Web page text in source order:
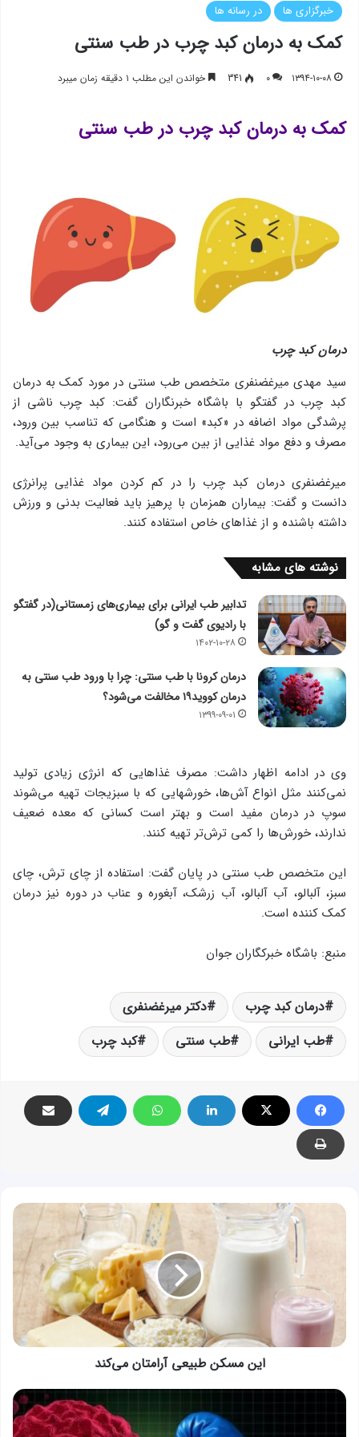
خبرگزاری ها در رسانه ها
کمک به درمان کبد چرب در طب سنتی
۱۳۹۴-۱۰-۰۸ ۰ 341 خواندن این مطلب ۱ دقیقه زمان میبرد
کمک به درمان کبد چرب در طب سنتی
درمان کبد چرب
سید مهدی میرغضنفری متخصص طب سنتی در مورد کمک به درمان
کبد چرب در گفتگو با باشگاه خبرنگاران گفت: کبد چرب ناشی از
پرشدگی مواد اضافه در «کبد» است و هنگامی که تناسب بین ورود،
مصرف و دفع مواد غذایی از بین می‌رود، این بیماری به وجود می‌آید.
میرغضنفری درمان کبد چرب را در کم کردن مواد غذایی پرانرژی
دانست و گفت: بیماران همزمان با پرهیز باید فعالیت بدنی و ورزش
داشته باشنده و از غذاهای خاص استفاده کنند.
نوشته های مشابه
تدابیر طب ایرانی برای بیماری‌های زمستانی(در گفتگو
با رادیوی گفت و گو)
۱۴۰۲-۱۰-۲۸
درمان کرونا با طب سنتی: چرا با ورود طب سنتی به
درمان کووید۱۹ مخالفت می‌شود؟
۱۳۹۹-۰۹-۰۱
وی در ادامه اظهار داشت: مصرف غذاهایی که انرژی زیادی تولید
نمی‌کنند مثل انواع آش‌ها، خورشهایی که با سبزیجات تهیه می‌شوند
سوپ در درمان مفید است و بهتر است کسانی که معده ضعیف
ندارند، خورش‌ها را کمی ترش‌تر تهیه کنند.
این متخصص طب سنتی در پایان گفت: استفاده از چای ترش، چای
سبز، آلبالو، آب آلبالو، آب زرشک، آبغوره و عناب در دوره نیز درمان
کمک کننده است.
منبع: باشگاه خبرکگاران جوان
درمان کبد چرب
دکتر میرغضنفری
طب ایرانی
طب سنتی کبد چرب
این
این مسکن طبیعی آرامتا‌ن می‌کند
جلوگیری